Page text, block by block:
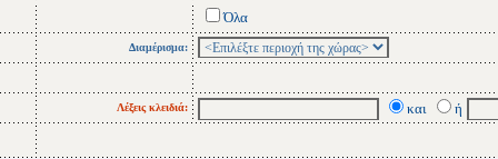
Όλα
Διαμέρισμα:
Λέξεις κλειδιά: και ή